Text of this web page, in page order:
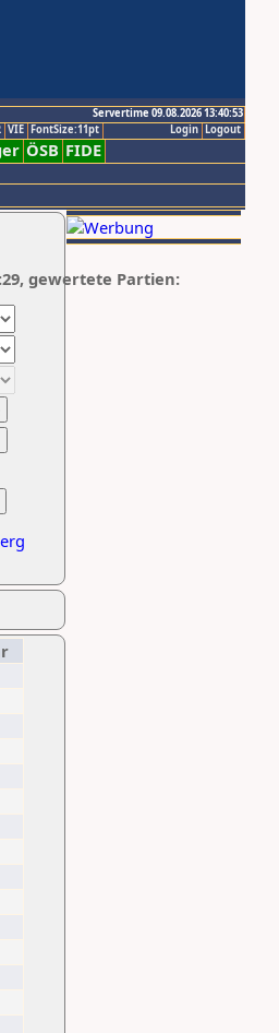
Servertime 09.08.2026 13:40:53
Logout
Login
VIE FontSize:11pt
ÖSB FIDE
gewertete Partien: